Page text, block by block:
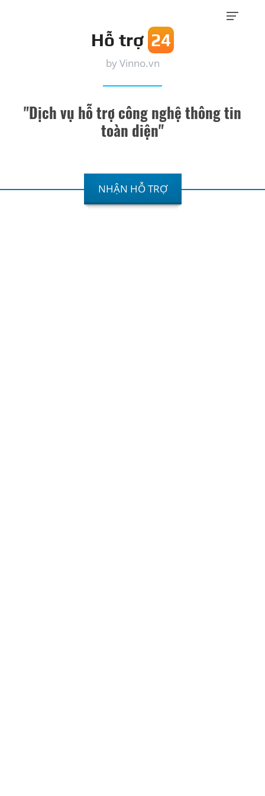
Hỗ trợ 24
byVinno.vn
"Dịch vụ hỗ trợ công nghệ thông tin
toàn diện"
NHẬN HỖ TRỢ